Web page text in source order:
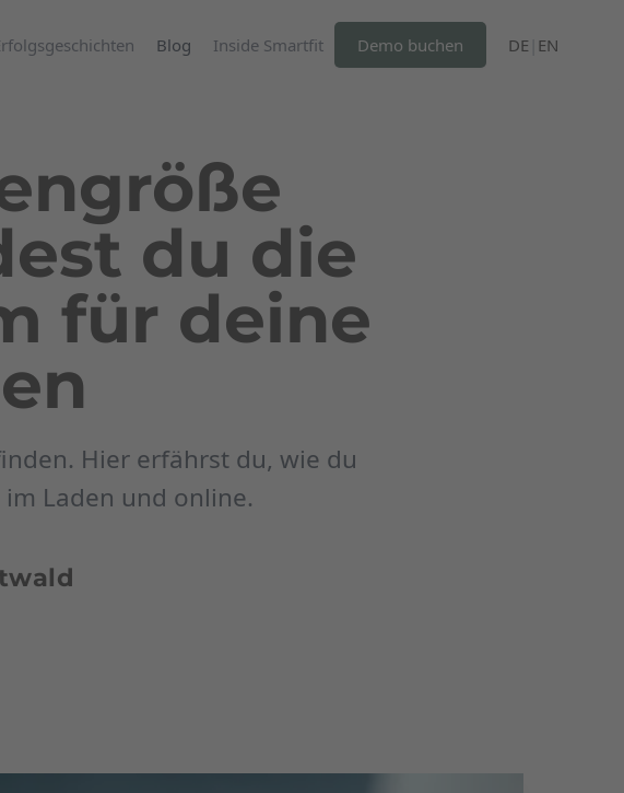
Blog Inside Smartfit Demo buchen DE EN
du die
für deine
Hier erfährst du, wie du
Laden und online.